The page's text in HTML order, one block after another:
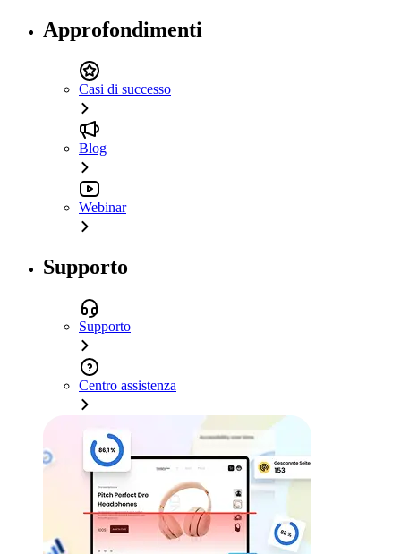
Approfondimenti
Casi di successo
Blog
Webinar
Supporto
Supporto
Centro assistenza